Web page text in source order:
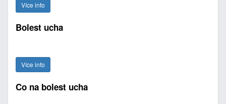
Více info
Bolest ucha
Více info
Co na bolest ucha